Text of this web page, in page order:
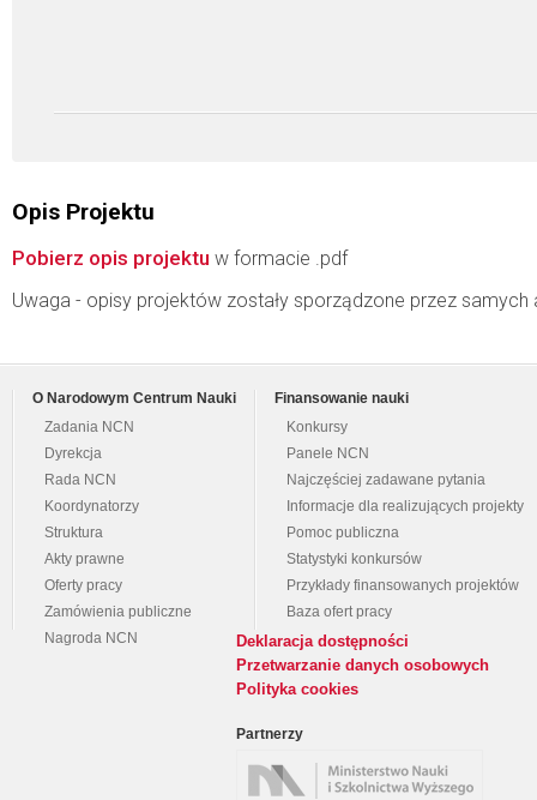
Opis Projektu
Pobierz opis projektu w formacie .pdf
Uwaga - opisy projektów zostały sporządzone przez
O Narodowym Centrum Nauki
Zadania NCN
Dyrekcja
Rada NCN
Koordynatorzy
Struktura
Akty prawne
Oferty pracy
Zamówienia publiczne
Nagroda NCN
Finansowanie nauki
Konkursy
Panele NCN
Najczęściej zadawane pytania
Informacje dla realizujących projekty
Pomoc publiczna
Statystyki konkursów
Przykłady finansowanych projektów
Baza ofert pracy
Deklaracja dostępności
Przetwarzanie danych osobowych
Polityka cookies
Partnerzy